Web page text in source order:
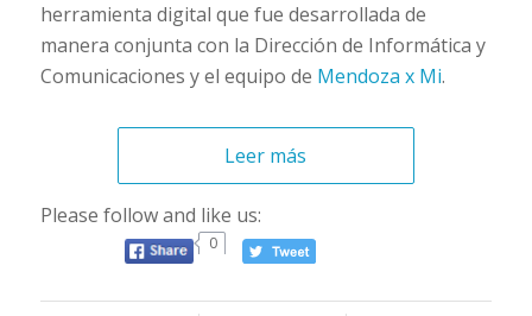
herramienta digital que fue desarrollada de
manera conjunta con la Dirección de Informática y
Comunicaciones y el equipo de Mendoza x Mi.
Leer más
Please follow and like us:
0